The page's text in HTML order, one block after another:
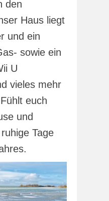
den
Haus liegt
und ein
sowie ein
U
vieles mehr
euch
und
Tage